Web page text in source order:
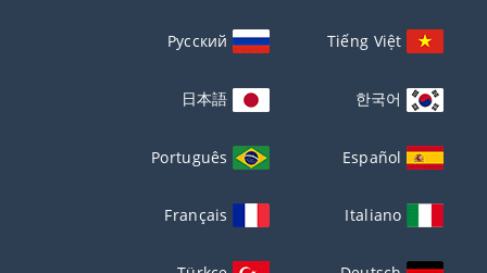
Tiếng Việt
Русский
한국어
日本語
Español
Português
Italiano
Français